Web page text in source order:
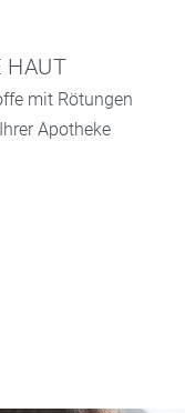
HAUT
mit Rötungen
Apotheke